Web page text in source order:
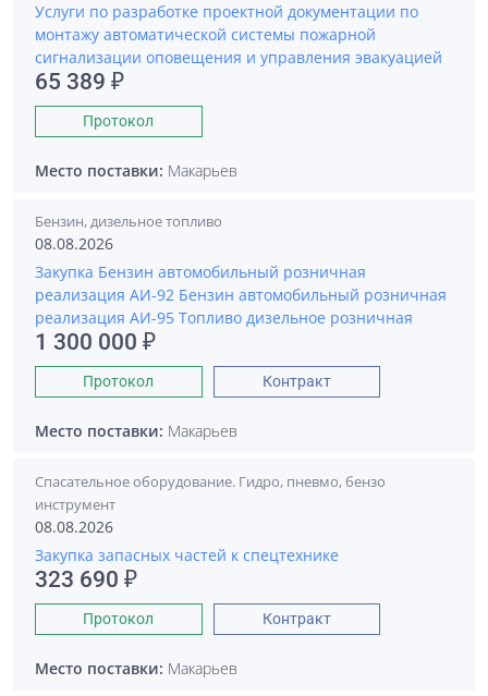
Услуги по разработке проектной документации по
монтажу автоматической системы пожарной
сигнализации оповещения и управления эвакуацией
65 389 ₽
Протокол
Место поставки: Макарьев
Бензин, дизельное топливо
08.08.2026
Закупка Бензин автомобильный розничная
реализация АИ-92 Бензин автомобильный розничная
реализация АИ-95 Топливо дизельное розничная
1 300 000 ₽
Протокол Контракт
Место поставки: Макарьев
Спасательное оборудование. Гидро, пневмо, бензо
инструмент
08.08.2026
Закупка запасных частей к спецтехнике
323 690 ₽
Протокол Контракт
Место поставки: Макарьев